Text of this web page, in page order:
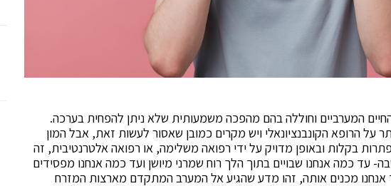
המערביים וחוללה בהם מהפכה משמעותית שלא ניתן להפחית בערכה.
על הרופא הקונבנציונאלי ויש מקרים כמובן שאסור לעשות זאת, אבל המון
בקלות ובאופן מדויק על ידי רפואה משלימה, או רפואה אלטרנטיבית, זה
עד כמה אנחנו שבויים בתוך הלך רוח שמרני מיושן ועד כמה אנחנו מפסידים
מכנים אותה, זהו מדע שהגיע אל המערב המתקדם מארצות המזרח